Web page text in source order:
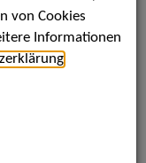
von Cookies
Informationen